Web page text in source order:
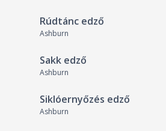
Rúdtánc edző
Ashburn
Sakk edző
Ashburn
Siklóernyőzés edző
Ashburn